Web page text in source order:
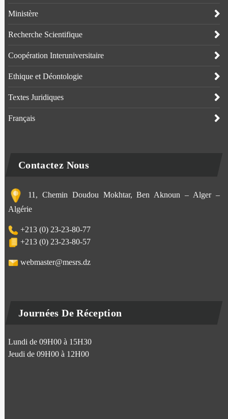
Ministère
Recherche Scientifique
Coopération Interuniversitaire
Ethique et Déontologie
Textes Juridiques
Français
Contactez Nous
11, Chemin Doudou Mokhtar, Ben Aknoun – Alger –
Algérie
+213 (0) 23-23-80-77
+213 (0) 23-23-80-57
webmaster@mesrs.dz
Journées De Réception
Lundi de 09H00 à 15H30
Jeudi de 09H00 à 12H00